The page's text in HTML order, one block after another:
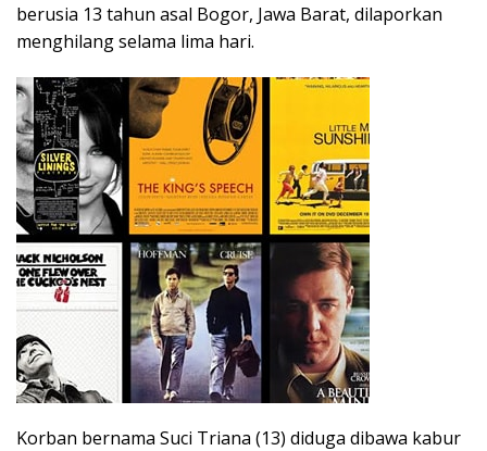
berusia 13 tahun asal Bogor, Jawa Barat, dilaporkan
menghilang selama lima hari.
Korban bernama Suci Triana (13) diduga dibawa kabur